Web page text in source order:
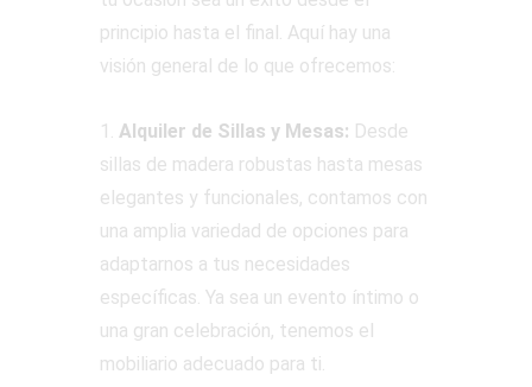
principio hasta el final. Aquí hay una
visión general de lo que ofrecemos:
1. Alquiler de Sillas y Mesas: Desde
sillas de madera robustas hasta mesas
elegantes y funcionales, contamos con
una amplia variedad de opciones para
adaptarnos a tus necesidades
específicas. Ya sea un evento íntimo o
una gran celebración, tenemos el
mobiliario adecuado para ti.